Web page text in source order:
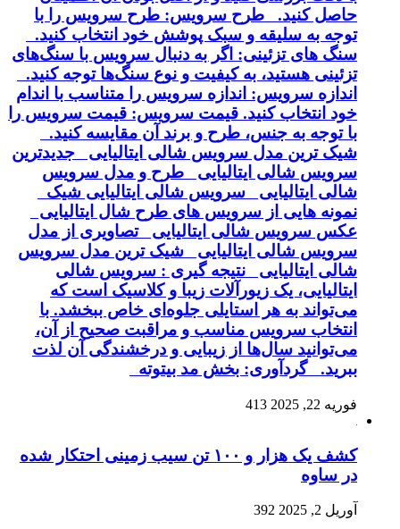
حاصل کنید. طرح سرویس: طرح سرویس را با
توجه به سلیقه و سبک پوشش خود انتخاب کنید.
سنگ های تزئینی: اگر به دنبال سرویس با سنگ‌های
تزئینی هستید، به کیفیت و نوع سنگ‌ها توجه کنید.
اندازه سرویس: اندازه سرویس را متناسب با اندام
خود انتخاب کنید. قیمت سرویس: قیمت سرویس را
با توجه به جنس، طرح و برند آن مقایسه کنید.
شیک ترین مدل سرویس شالی ایتالیایی جدیدترین
سرویس شالی ایتالیایی طرح و مدل سرویس
شالی ایتالیایی سرویس شالی ایتالیایی شیک
نمونه هایی از سرویس های طرح شال ایتالیایی
عکس سرویس شالی ایتالیایی تصاویری از مدل
سرویس شالی ایتالیایی شیک ترین مدل سرویس
شالی ایتالیایی نتیجه گیری : سرویس شالی
ایتالیایی، یک زیورآلات زیبا و کلاسیک است که
می‌تواند به هر استایلی جلوه‌ای خاص ببخشد. با
انتخاب سرویس مناسب و مراقبت صحیح از آن،
می‌توانید سال‌ها از زیبایی و درخشندگی آن لذت
ببرید. گردآوری: بخش مد بیتوته
فوریه 22, 2025 413
کشف یک هزار و ۱۰۰ تن سیب زمینی احتکار شده
در ساوه
آوریل 2, 2025 392